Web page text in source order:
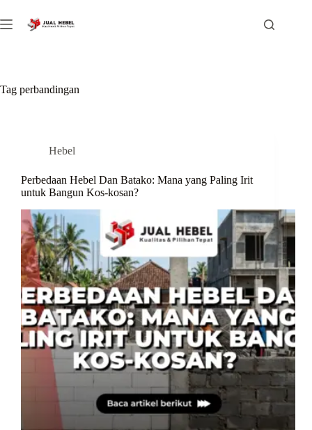
to
content
Tag perbandingan
Hebel
Perbedaan Hebel Dan Batako: Mana yang Paling Irit
untuk Bangun Kos-kosan?